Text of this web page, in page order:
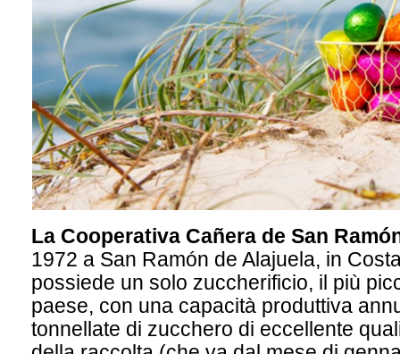
La Cooperativa Cañera de San
1972 a San Ramón de Alajuela, in
possiede un solo zuccherificio, il più
paese, con una capacità produttiva
tonnellate di zucchero di eccellente